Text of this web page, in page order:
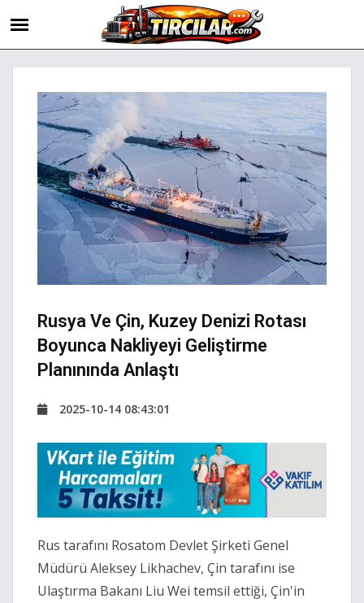
Rusya Ve Çin, Kuzey Denizi Rotası
Boyunca Nakliyeyi Geliştirme
Planınında Anlaştı
2025-10-14 08:43:01
Rus tarafını Rosatom Devlet Şirketi Genel
Müdürü Aleksey Likhachev, Çin tarafını ise
Ulaştırma Bakanı Liu Wei temsil ettiği, Çin'in